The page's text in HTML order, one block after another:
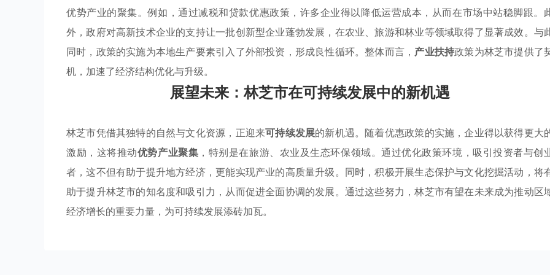
优势产业的聚集。例如，通过减税和贷款优惠政策，许多企业得以降低运营成本，从而在市场中站稳脚跟。
外，政府对高新技术企业的支持让一批创新型企业蓬勃发展，在农业、旅游和林业等领域取得了显著成效。与
同时，政策的实施为本地生产要素引入了外部投资，形成良性循环。整体而言， 产业扶持政策为林芝市提供了
机，加速了经济结构优化与升级。
展望未来：林芝市在可持续发展中的新机遇
林芝市凭借其独特的自然与文化资源，正迎来可持续发展的新机遇。随着优惠政策的实施，企业得以获得更大
激励，这将推动优势产业聚集 ，特别是在旅游、农业及生态环保领域。通过优化政策环境，吸引投资者与创
者，这不但有助于提升地方经济，更能实现产业的高质量升级。同时，积极开展生态保护与文化挖掘活动，将
助于提升林芝市的知名度和吸引力，从而促进全面协调的发展。通过这些努力，林芝市有望在未来成为推动区
经济增长的重要力量，为可持续发展添砖加瓦。